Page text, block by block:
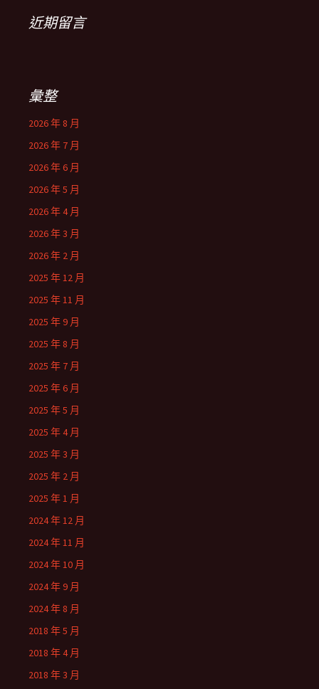
近期留言
彙整
2026 年 8 月
2026 年 7 月
2026 年 6 月
2026 年 5 月
2026 年 4 月
2026 年 3 月
2026 年 2 月
2025 年 12 月
2025 年 11 月
2025 年 9 月
2025 年 8 月
2025 年 7 月
2025 年 6 月
2025 年 5 月
2025 年 4 月
2025 年 3 月
2025 年 2 月
2025 年 1 月
2024 年 12 月
2024 年 11 月
2024 年 10 月
2024 年 9 月
2024 年 8 月
2018 年 5 月
2018 年 4 月
2018 年 3 月